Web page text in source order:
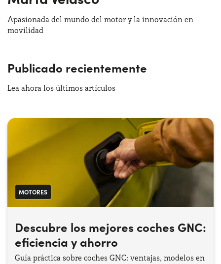
¿Necesitas ayuda?
Apasionada del mundo del motor y la innovación en
movilidad
Publicado recientemente
Lea ahora los últimos artículos
MOTORES
Descubre los mejores coches GNC:
eficiencia y ahorro
Guía práctica sobre coches GNC: ventajas, modelos en